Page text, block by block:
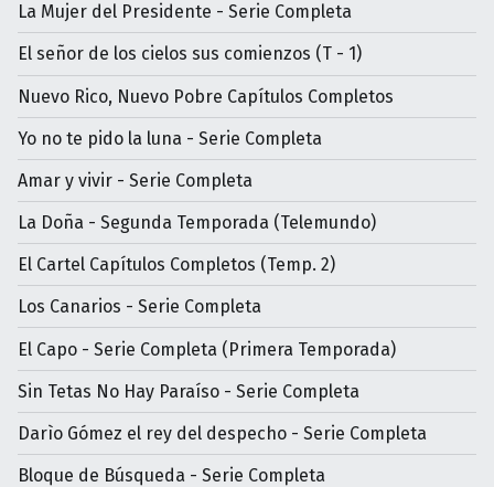
La Mujer del Presidente - Serie Completa
El señor de los cielos sus comienzos (T - 1)
Nuevo Rico, Nuevo Pobre Capítulos Completos
Yo no te pido la luna - Serie Completa
Amar y vivir - Serie Completa
La Doña - Segunda Temporada (Telemundo)
El Cartel Capítulos Completos (Temp. 2)
Los Canarios - Serie Completa
El Capo - Serie Completa (Primera Temporada)
Sin Tetas No Hay Paraíso - Serie Completa
Darìo Gómez el rey del despecho - Serie Completa
Bloque de Búsqueda - Serie Completa